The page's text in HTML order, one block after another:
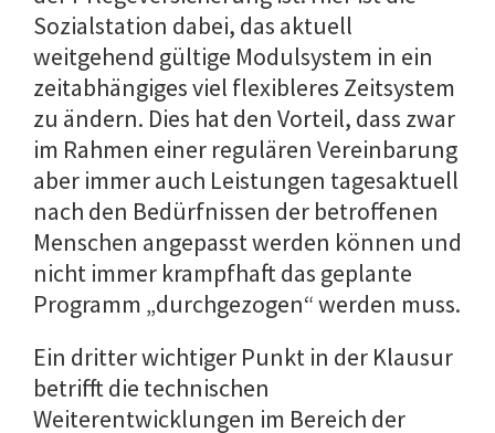
Sozialstation dabei, das aktuell
weitgehend gültige Modulsystem in ein
zeitabhängiges viel flexibleres Zeitsystem
zu ändern. Dies hat den Vorteil, dass zwar
im Rahmen einer regulären Vereinbarung
aber immer auch Leistungen tagesaktuell
nach den Bedürfnissen der betroffenen
Menschen angepasst werden können und
nicht immer krampfhaft das geplante
Programm „durchgezogen“ werden muss.
Ein dritter wichtiger Punkt in der Klausur
betrifft die technischen
Weiterentwicklungen im Bereich der